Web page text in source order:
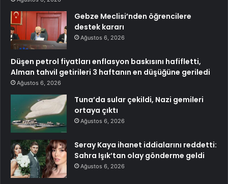
Gebze Meclisi’nden öğrencilere
destek kararı
Ağustos 6, 2026
Düşen petrol fiyatları enflasyon baskısını hafifletti,
Alman tahvil getirileri 3 haftanın en düşüğüne geriledi
Ağustos 6, 2026
Tuna’da sular çekildi, Nazi gemileri
ortaya çıktı
Ağustos 6, 2026
Seray Kaya ihanet iddialarını reddetti:
Sahra Işık’tan olay gönderme geldi
Ağustos 6, 2026